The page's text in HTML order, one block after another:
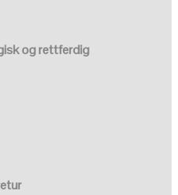
og rettferdig